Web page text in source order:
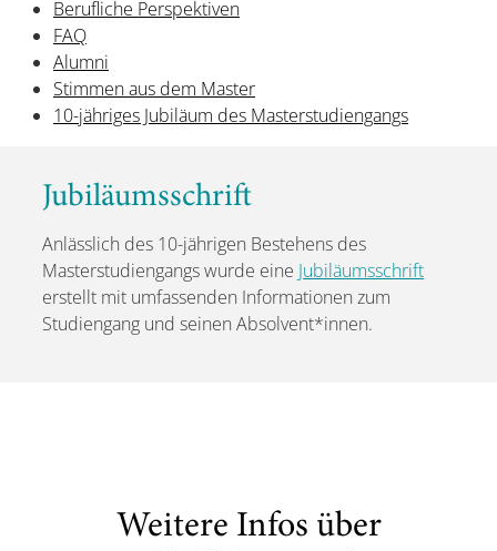
Berufliche Perspektiven
FAQ
Alumni
Stimmen aus dem Master
10-jähriges Jubiläum des Masterstudiengangs
Jubiläumsschrift
Anlässlich des 10-jährigen Bestehens des
Masterstudiengangs wurde eine Jubiläumsschrift
erstellt mit umfassenden Informationen zum
Studiengang und seinen Absolvent*innen.
Weitere Infos über